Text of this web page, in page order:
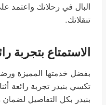
البال في رحلاتك واعتمد
تنقلاتك.
الاستمتاع بتجربة
بفضل خدمتها المميزة ورضا
تكسي بنيدر تجربة رائعة
بنيدر بكل التفاصيل لضمان